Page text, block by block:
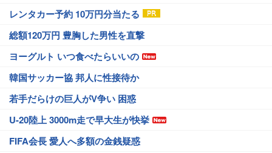
レンタカー予約 10万円分当たる
総額120万円 豊胸した男性を直撃
ヨーグルト いつ食べたらいいの
韓国サッカー協 邦人に性接待か
若手だらけの巨人がV争い 困惑
U-20陸上 3000m走で早大生が快挙
FIFA会長 愛人へ多額の金銭疑惑